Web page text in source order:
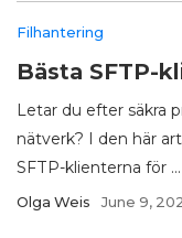
Filhantering
Bästa SFTP-
Letar du efter säkra
nätverk? I den här
SFTP-klienterna för ...
Olga Weis June 9,